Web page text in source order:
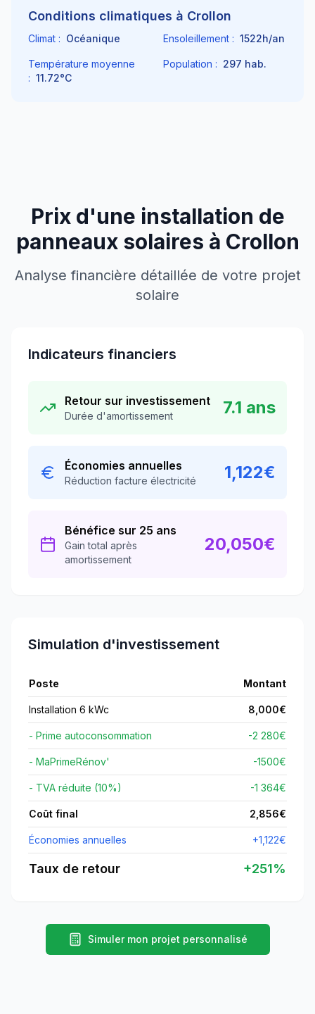
Conditions climatiques à Crollon
Climat : Océanique Ensoleillement : 1522h/an
Température moyenne
: 11.72°C
Population : 297 hab.
Prix d'une installation de
panneaux solaires à Crollon
Analyse financière détaillée de votre projet
solaire
Indicateurs financiers
Retour sur investissement
Durée d'amortissement 7.1 ans
Économies annuelles
Réduction facture électricité 1,122€
Bénéfice sur 25 ans
Gain total après
amortissement
20,050€
Simulation d'investissement
Poste Montant
Installation 6 kWc 8,000€
- Prime autoconsommation -2 280€
- MaPrimeRénov' -1500€
- TVA réduite (10%) -1 364€
Coût final 2,856€
Économies annuelles +1,122€
Taux de retour +251%
Simuler mon projet personnalisé